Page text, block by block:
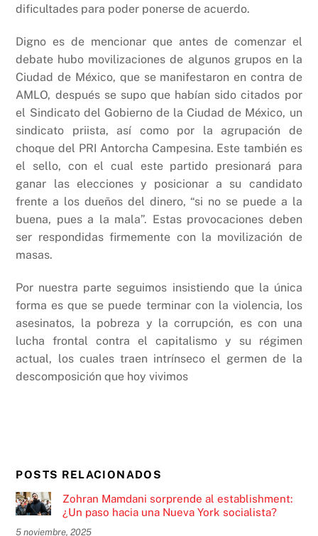
dificultades para poder ponerse de acuerdo.
Digno es de mencionar que antes de comenzar el
debate hubo movilizaciones de algunos grupos en la
Ciudad de México, que se manifestaron en contra de
AMLO, después se supo que habían sido citados por
el Sindicato del Gobierno de la Ciudad de México, un
sindicato priista, así como por la agrupación de
choque del PRI Antorcha Campesina. Este también es
el sello, con el cual este partido presionará para
ganar las elecciones y posicionar a su candidato
frente a los dueños del dinero, “si no se puede a la
buena, pues a la mala”. Estas provocaciones deben
ser respondidas firmemente con la movilización de
masas.
Por nuestra parte seguimos insistiendo que la única
forma es que se puede terminar con la violencia, los
asesinatos, la pobreza y la corrupción, es con una
lucha frontal contra el capitalismo y su régimen
actual, los cuales traen intrínseco el germen de la
descomposición que hoy vivimos
POSTS RELACIONADOS
Zohran Mamdani sorprende al establishment:
¿Un paso hacia una Nueva York socialista?
5 noviembre, 2025